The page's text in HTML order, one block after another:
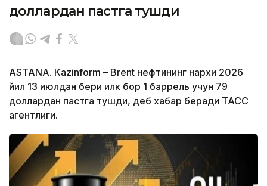
доллардан пастга тушди
ASTANА. Кazinform – Brent нефтининг нархи 2026
йил 13 июлдан бери илк бор 1 баррель учун 79
доллардан пастга тушди, деб хабар беради ТАСС
агентлиги.